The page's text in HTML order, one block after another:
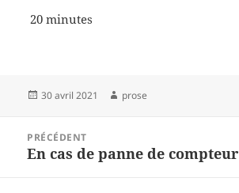
20 minutes
Publié
30 avril 2021 Auteur
prose
l’article
PRÉCÉDENT
Article
En cas de panne de compteur